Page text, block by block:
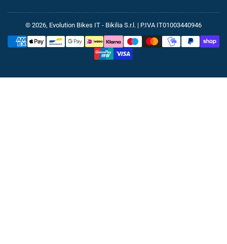
© 2026, Evolution Bikes IT - Bikilia S.r.l. | P.IVA IT01003440946
Metodi
di
pagamento